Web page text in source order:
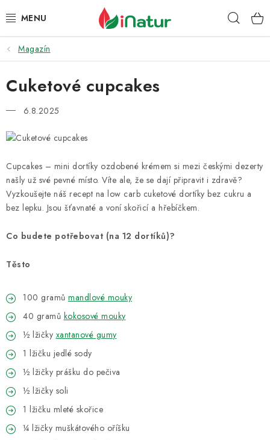
na
POTRAVINY
OŘECHY A SUŠENÉ PLODY
SNACKY
EKO DROGERIE A KOSMETIKA
VITAMÍNY
DOPRAVA A PLATBA
VELKOOBCHOD
KONTAKTY
ZNAČKY
Doprava a platba Velkoobchod
Reklamace a vrácení zboží
Podmínky ochrany osobních údajů
Magazín
Cuketové cupcakes
6.8.2025
Cupcakes – mini dortíky ozdobené krémem si mezi českými dezerty
našly už své pevné místo. Víte ale, že se dají připravit i zdravě?
Vyzkoušejte náš recept na low carb cuketové dortíky bez cukru a
bez lepku. Jsou šťavnaté a voní skořicí a hřebíčkem.
Co budete potřebovat (na 12 dortíků)?
Těsto
100 gramů mandlové mouky
40 gramů kokosové mouky
½ lžičky xantanové gumy
1 lžičku jedlé sody
½ lžičky prášku do pečiva
½ lžičky soli
1 lžičku mleté skořice
¼ lžičky muškátového oříšku